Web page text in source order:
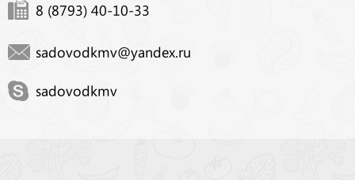
8 (8793) 40-10-33
sadovodkmv@yandex.ru
sadovodkmv